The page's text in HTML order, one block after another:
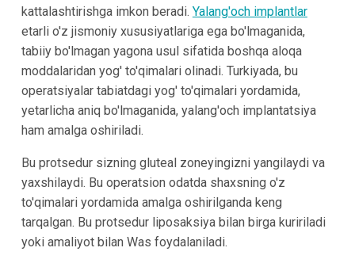
kattalashtirishga imkon beradi. Yalang'och implantlar
etarli o'z jismoniy xususiyatlariga ega bo'lmaganida,
tabiiy bo'lmagan yagona usul sifatida boshqa aloqa
moddalaridan yog' to'qimalari olinadi. Turkiyada, bu
operatsiyalar tabiatdagi yog' to'qimalari yordamida,
yetarlicha aniq bo'lmaganida, yalang'och implantatsiya
ham amalga oshiriladi.
Bu protsedur sizning gluteal zoneyingizni yangilaydi va
yaxshilaydi. Bu operatsion odatda shaxsning o'z
to'qimalari yordamida amalga oshirilganda keng
tarqalgan. Bu protsedur liposaksiya bilan birga kuririladi
yoki amaliyot bilan Was foydalaniladi.